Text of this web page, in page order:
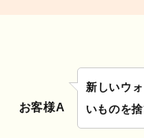
お客様A
新しいウ
いものを